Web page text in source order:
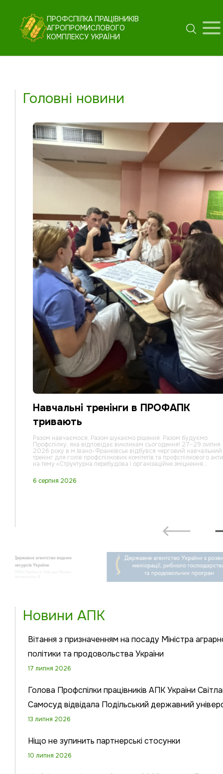
ПРОФСПІЛКА ПРАЦІВНИКІВ
АГРОПРОМИСЛОВОГО
КОМПЛЕКСУ УКРАЇНИ
Головні новини
Навчальні тренінги в ПРОФАПК
тривають
Разом навчаємося. Разом шукаємо рішення. Разом будуємо
Профспілку, яка відповідає викликам сьогодення! 27–29 липня
2026 року в м.Івано-Франківськ відбувся черговий навчальний
тренінг для голів профспілкових комітетів та профспілкового
на тему «Структурна перебудова і організаційне зміцнення…
6 серпня 2026
Новини АПК
Вітання з призначенням на посаду Міністра
політики та продовольства України
17 липня 2026
Голова Профспілки працівників АПК України
Самосуд відвідала Подільський державний
13 липня 2026
Ніщо не зупинить партнерські стосунки
10 липня 2026